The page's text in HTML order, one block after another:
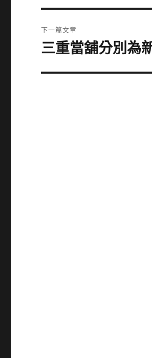
篇
下一篇文章
下
篇
三重當舖分別為